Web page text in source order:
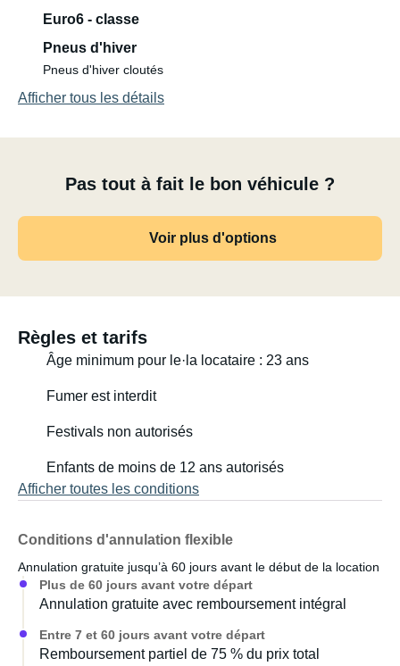
Euro6 - classe
Pneus d'hiver
Pneus d'hiver cloutés
Afficher tous les détails
Pas tout à fait le bon véhicule ?
Voir plus d'options
Règles et tarifs
Âge minimum pour le·la locataire : 23 ans
Fumer est interdit
Festivals non autorisés
Enfants de moins de 12 ans autorisés
Afficher toutes les conditions
Conditions d'annulation flexible
Annulation gratuite jusqu’à 60 jours avant le début de la location
Plus de 60 jours avant votre départ
Annulation gratuite avec remboursement intégral
Entre 7 et 60 jours avant votre départ
Remboursement partiel de 75 % du prix total